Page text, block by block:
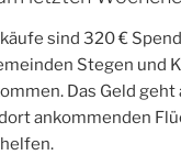
sind 320 €
Ste­gen und
Das Geld geht
ankom­men­den